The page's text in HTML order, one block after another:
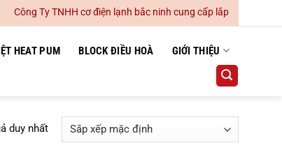
Công Ty TNHH cơ điện lạnh bắc ninh cung cấp lắp đặt hệ
HEAT PUM BLOCK ĐIỀU HOÀ GIỚI THIỆU
duy nhất